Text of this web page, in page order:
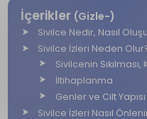
İçerikler (Gizle-)
Sivilce Nedir, Nasıl
Sivilce İzleri Neden
Sivilcenin Sıkılması,
İltihaplanma
Genler ve Cilt Yapısı
Sivilce İzleri Nasıl